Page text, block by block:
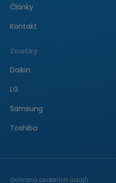
Články
Kontakt
Značky
Daikin
LG
Samsung
Toshiba
Ochrana osobních údajů